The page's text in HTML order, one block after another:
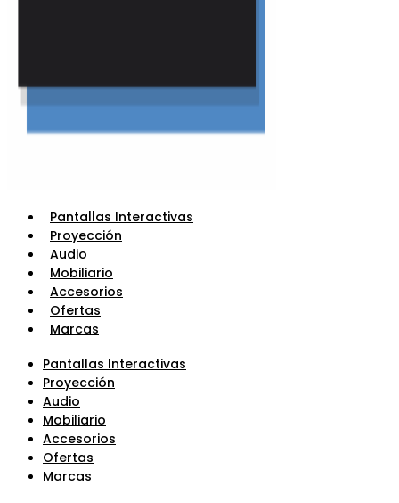
Pantallas Interactivas
Proyección
Audio
Mobiliario
Accesorios
Ofertas
Marcas
Pantallas Interactivas
Proyección
Audio
Mobiliario
Accesorios
Ofertas
Marcas